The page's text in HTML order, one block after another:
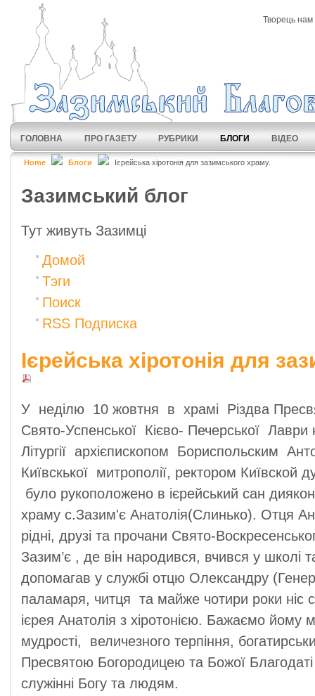
Творець нам
ГОЛОВНА ПРО ГАЗЕТУ РУБРИКИ БЛОГИ ВІДЕО
Home Блоги Ієрейська хіротонія для зазимського храму.
Зазимський блог
Тут живуть Зазимці
Домой
Тэги
Поиск
RSS Подписка
Ієрейська хіротонія для
У неділю 10 жовтня в храмі
Різдва
Свято-Успенської Кієво- Печерської Лаври
Літургії архієпископом Бориспольским
Київскької митрополії, ректором Київской
було рукоположено в ієрейський сан
храму с.Зазим'є Анатолія(Слинько). Отця
рідні, друзі та прочани Свято-
Зазим’є , де він народився, вчився у школі
допомагав у службі отцю Олександру
паламаря, читця та майже чотири роки ніс
ієрея Анатолія з хіротонією. Бажаємо йому
мудрості,
величезного терпіння,
Пресвятою Богородицею та Божої
служінні Богу та людям.